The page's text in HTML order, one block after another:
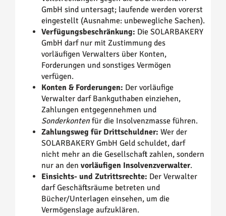
GmbH sind untersagt; laufende werden vorerst
eingestellt (Ausnahme: unbewegliche Sachen).
Verfügungsbeschränkung: Die SOLARBAKERY
GmbH darf nur mit Zustimmung des
vorläufigen Verwalters über Konten,
Forderungen und sonstiges Vermögen
verfügen.
Konten & Forderungen: Der vorläufige
Verwalter darf Bankguthaben einziehen,
Zahlungen entgegennehmen und
Sonderkonten für die Insolvenzmasse führen.
Zahlungsweg für Drittschuldner: Wer der
SOLARBAKERY GmbH Geld schuldet, darf
nicht mehr an die Gesellschaft zahlen, sondern
nur an den vorläufigen Insolvenzverwalter.
Einsichts- und Zutrittsrechte: Der Verwalter
darf Geschäftsräume betreten und
Bücher/Unterlagen einsehen, um die
Vermögenslage aufzuklären.